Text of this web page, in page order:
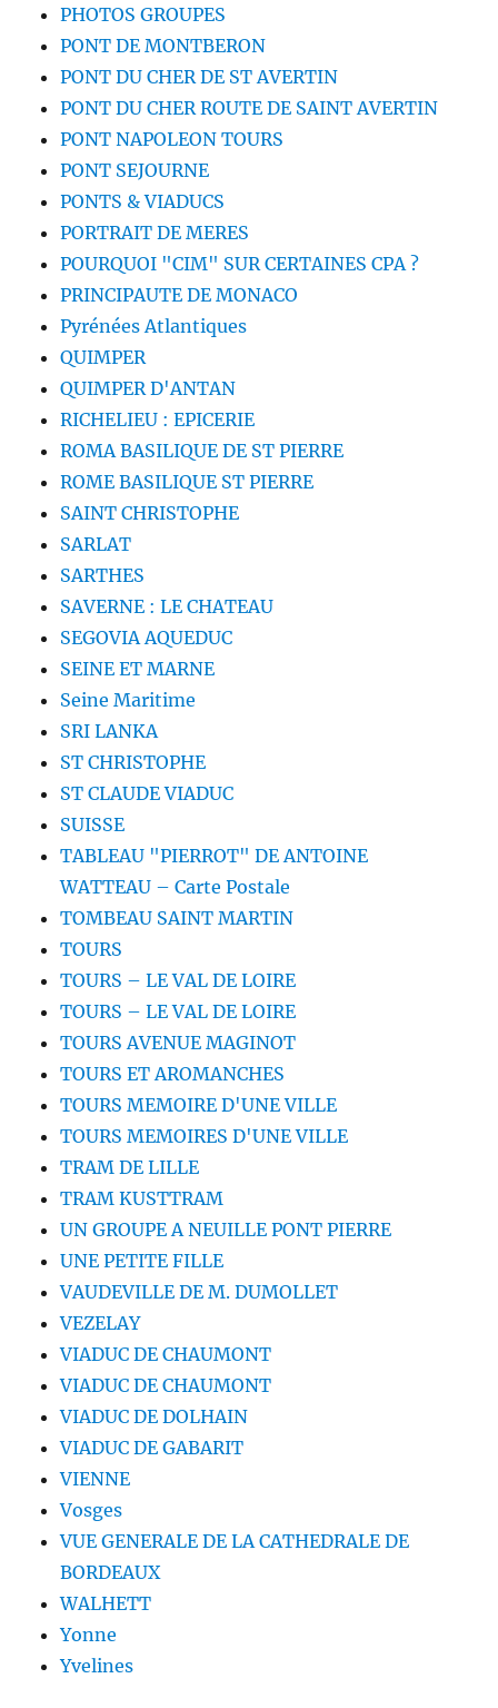
PHOTOS GROUPES
PONT DE MONTBERON
PONT DU CHER DE ST AVERTIN
PONT DU CHER ROUTE DE SAINT AVERTIN
PONT NAPOLEON TOURS
PONT SEJOURNE
PONTS & VIADUCS
PORTRAIT DE MERES
POURQUOI "CIM" SUR CERTAINES CPA ?
PRINCIPAUTE DE MONACO
Pyrénées Atlantiques
QUIMPER
QUIMPER D'ANTAN
RICHELIEU : EPICERIE
ROMA BASILIQUE DE ST PIERRE
ROME BASILIQUE ST PIERRE
SAINT CHRISTOPHE
SARLAT
SARTHES
SAVERNE : LE CHATEAU
SEGOVIA AQUEDUC
SEINE ET MARNE
Seine Maritime
SRI LANKA
ST CHRISTOPHE
ST CLAUDE VIADUC
SUISSE
TABLEAU "PIERROT" DE ANTOINE
WATTEAU – Carte Postale
TOMBEAU SAINT MARTIN
TOURS
TOURS – LE VAL DE LOIRE
TOURS – LE VAL DE LOIRE
TOURS AVENUE MAGINOT
TOURS ET AROMANCHES
TOURS MEMOIRE D'UNE VILLE
TOURS MEMOIRES D'UNE VILLE
TRAM DE LILLE
TRAM KUSTTRAM
UN GROUPE A NEUILLE PONT PIERRE
UNE PETITE FILLE
VAUDEVILLE DE M. DUMOLLET
VEZELAY
VIADUC DE CHAUMONT
VIADUC DE CHAUMONT
VIADUC DE DOLHAIN
VIADUC DE GABARIT
VIENNE
Vosges
VUE GENERALE DE LA CATHEDRALE DE
BORDEAUX
WALHETT
Yonne
Yvelines